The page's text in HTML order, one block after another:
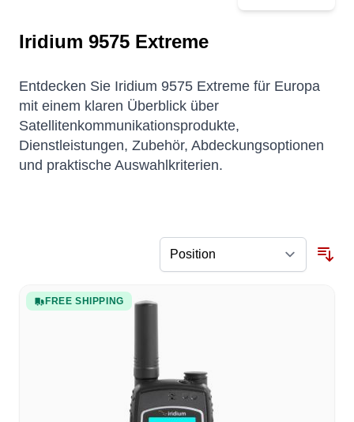
Iridium 9575 Extreme
Entdecken Sie Iridium 9575 Extreme für Europa
mit einem klaren Überblick über
Satellitenkommunikationsprodukte,
Dienstleistungen, Zubehör, Abdeckungsoptionen
und praktische Auswahlkriterien.
FREE SHIPPING